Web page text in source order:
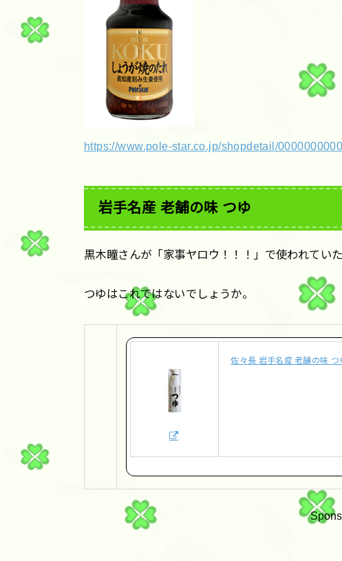
https://www.pole-star.co.jp/shopdetail/
岩手名産 老舗の味 つゆ
黒木瞳さんが「家事ヤロウ！！！」で使われていた
つゆはこれではないでしょうか。
佐々長 岩手名産 老舗の味 つ